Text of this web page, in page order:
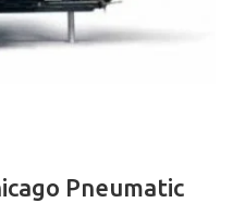
Pneumatic